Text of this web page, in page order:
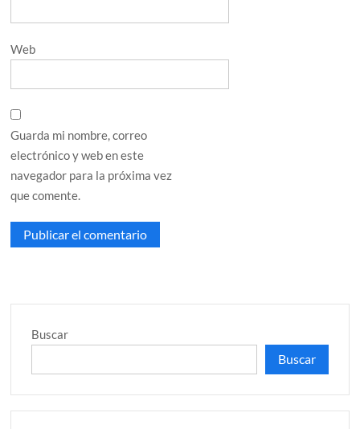
Web
Guarda mi nombre, correo
electrónico y web en este
navegador para la próxima vez
que comente.
Buscar
Buscar